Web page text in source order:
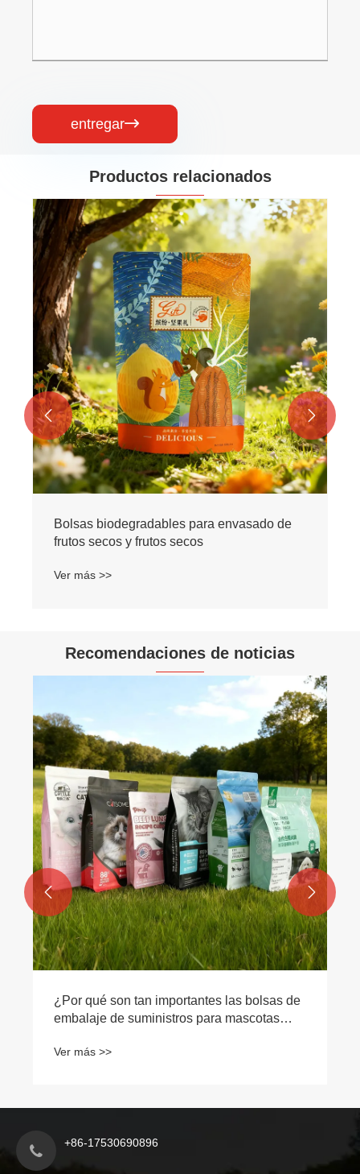
entregar
Productos relacionados
Bolsas biodegradables para envasado de
frutos secos y frutos secos
Ver más >>
 
Recomendaciones de noticias
tan importantes las bolsas de
suministros para mascotas
de las ventas?
¿Cómo
comida para
comodidad y la
Ver más >>
 
+86-17530690896